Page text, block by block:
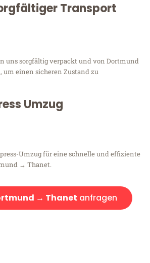
Transport
uns sorgfältig verpackt und von Dortmund
einen sicheren Zustand zu
Umzug
Umzug für eine schnelle und effiziente
→ Thanet.
→ Thanet anfragen